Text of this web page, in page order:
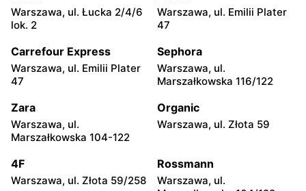
Jadachy, ul. Jadachy 111 Jeżowe, ul. Zalesie 77
Kazimierza Wielka, ul.
Kolejowa 15
Kamień, ul. Błonie 23
Górki, ul. Górki 71
Gumniska, ul. Gumniska
157C
Iwierzyce, ul. Iwierzyce
152A
Tczew, ul. Franciszka Żwirki
61
Warszawa, ul. Łucka 2/4/6
lok. 2
Warszawa, ul. Emilii Plater
47
Carrefour Express
Warszawa, ul. Emilii Plater
47
Sephora
Warszawa, ul.
Marszałkowska 116/122
Zara
Warszawa, ul.
Marszałkowska 104-122
Organic
Warszawa, ul. Złota 59
4F
Warszawa, ul. Złota 59/258
Rossmann
Warszawa, ul.